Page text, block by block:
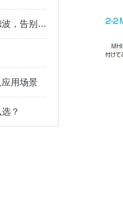
三菱噪声滤波器：高效滤波，告别工业电磁干扰
用场景
？